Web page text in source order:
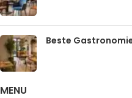
Beste
MENU